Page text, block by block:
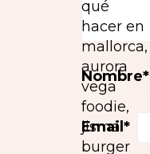
Nombre*
Email *